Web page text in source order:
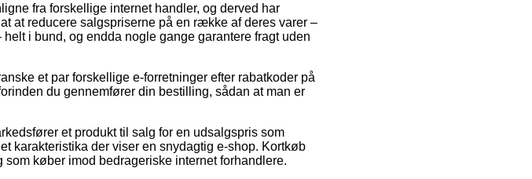
fra forskellige internet handler, og derved har
at reducere salgspriserne på en række af deres varer –
i bund, og endda nogle gange garantere fragt uden
et par forskellige e-forretninger efter rabatkoder på
du gennemfører din bestilling, sådan at man er
et produkt til salg for en udsalgspris som
karakteristika der viser en snydagtig e-shop. Kortkøb
køber imod bedrageriske internet forhandlere.